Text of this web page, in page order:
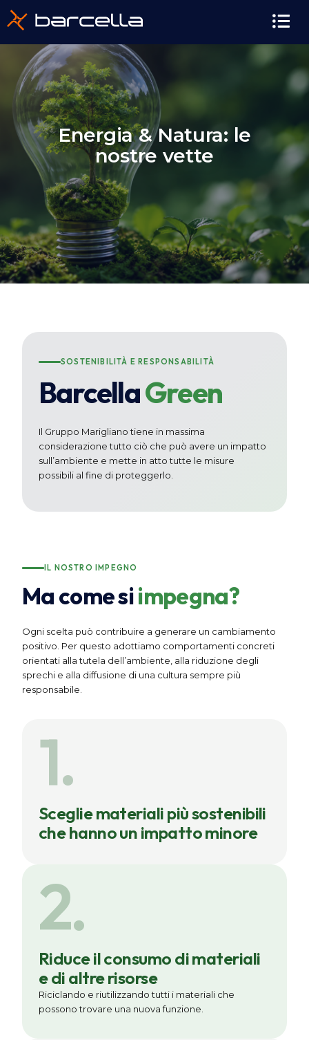
contenuto
Energia & Natura: le
nostre vette
SOSTENIBILITÀ E RESPONSABILITÀ
BarcellaGreen
Il Gruppo Marigliano tiene in massima
considerazione tutto ciò che può avere un impatto
sull’ambiente e mette in atto tutte le misure
possibili al fine di proteggerlo.
IL NOSTRO IMPEGNO
Ma come siimpegna?
Ogni scelta può contribuire a generare un cambiamento
positivo. Per questo adottiamo comportamenti concreti
orientati alla tutela dell’ambiente, alla riduzione degli
sprechi e alla diffusione di una cultura sempre più
responsabile.
1.
Sceglie materiali più sostenibili
che hanno un impatto minore
2.
Riduce il consumo di materiali
e di altre risorse
Riciclando e riutilizzando tutti i materiali che
possono trovare una nuova funzione.